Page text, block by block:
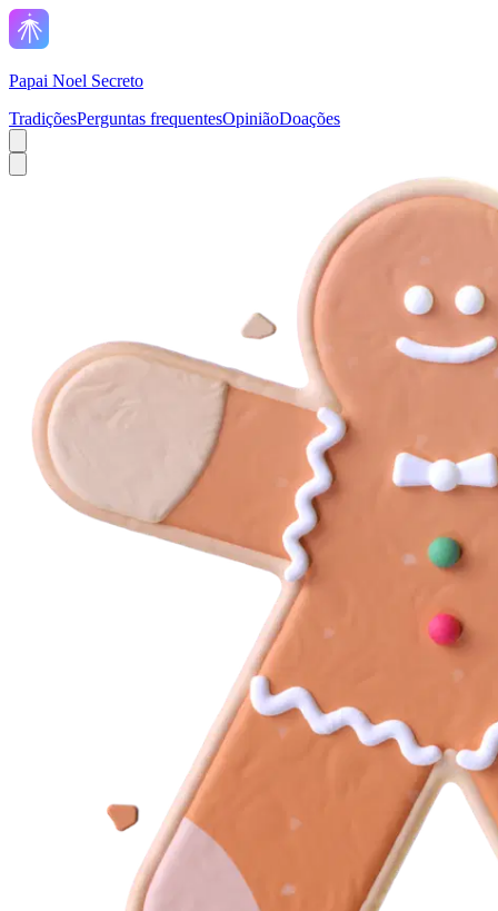
Papai Noel Secreto
TradiçõesPerguntas frequentesOpiniãoDoações